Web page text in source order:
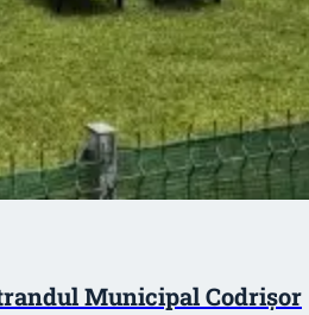
Municipal Codrișor